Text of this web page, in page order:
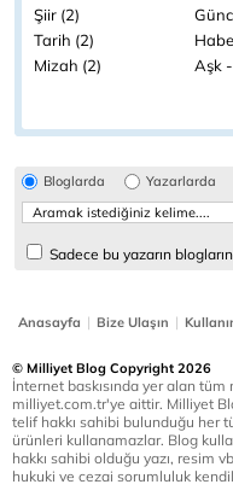
Şiir (2)
Tarih (2)
Mizah (2)
Aşk
Bloglarda Yazarlarda
Sadece bu yazarın
Anasayfa | Bize Ulaşın |
© Milliyet Blog Copyright 2026
İnternet baskısında yer alan
milliyet.com.tr'ye aittir. Milliyet
telif hakkı sahibi bulunduğu her
ürünleri kullanamazlar. Blog
hakkı sahibi olduğu yazı, resim
hukuki ve cezai sorumluluk